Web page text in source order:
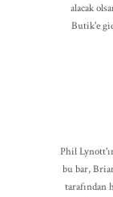
alacak
Butik'e
Phil
bu bar,
tarafından